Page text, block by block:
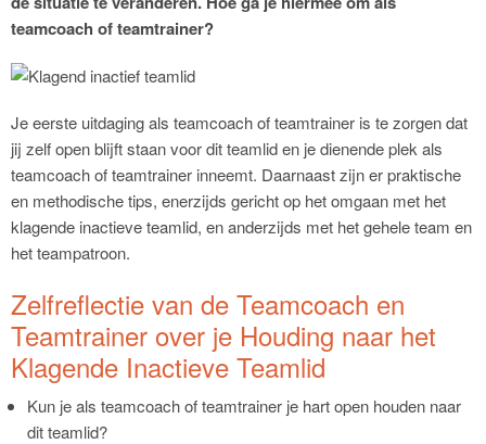
teamcoach of teamtrainer?
Je eerste uitdaging als teamcoach of teamtrainer is te zorgen dat
jij zelf open blijft staan voor dit teamlid en je dienende plek als
teamcoach of teamtrainer inneemt. Daarnaast zijn er praktische
en methodische tips, enerzijds gericht op het omgaan met het
klagende inactieve teamlid, en anderzijds met het gehele team en
het teampatroon.
Zelfreflectie van de Teamcoach en
Teamtrainer over je Houding naar het
Klagende Inactieve Teamlid
Kun je als teamcoach of teamtrainer je hart open houden naar
dit teamlid?